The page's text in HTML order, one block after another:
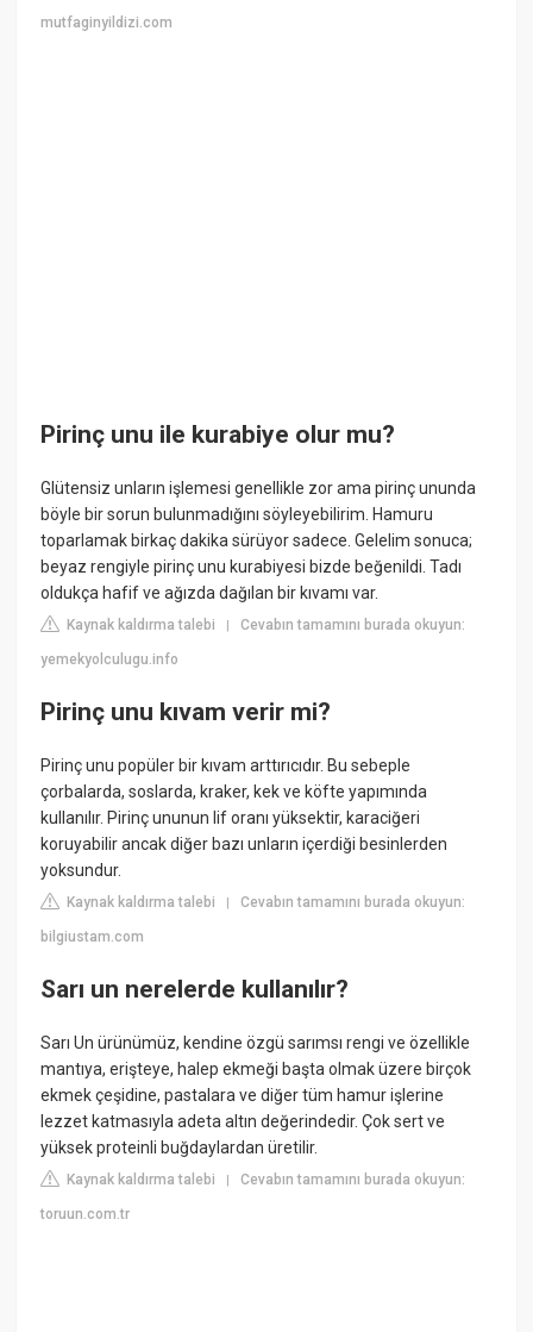
mutfaginyildizi.com
Pirinç unu ile kurabiye olur mu?
Glütensiz unların işlemesi genellikle zor ama pirinç ununda
böyle bir sorun bulunmadığını söyleyebilirim. Hamuru
toparlamak birkaç dakika sürüyor sadece. Gelelim sonuca;
beyaz rengiyle pirinç unu kurabiyesi bizde beğenildi. Tadı
oldukça hafif ve ağızda dağılan bir kıvamı var.
Kaynak kaldırma talebi |Cevabın tamamını burada okuyun:
yemekyolculugu.info
Pirinç unu kıvam verir mi?
Pirinç unu popüler bir kıvam arttırıcıdır. Bu sebeple
çorbalarda, soslarda, kraker, kek ve köfte yapımında
kullanılır. Pirinç ununun lif oranı yüksektir, karaciğeri
koruyabilir ancak diğer bazı unların içerdiği besinlerden
yoksundur.
Kaynak kaldırma talebi |Cevabın tamamını burada okuyun:
bilgiustam.com
Sarı un nerelerde kullanılır?
Sarı Un ürünümüz, kendine özgü sarımsı rengi ve özellikle
mantıya, erişteye, halep ekmeği başta olmak üzere birçok
ekmek çeşidine, pastalara ve diğer tüm hamur işlerine
lezzet katmasıyla adeta altın değerindedir. Çok sert ve
yüksek proteinli buğdaylardan üretilir.
Kaynak kaldırma talebi |Cevabın tamamını burada okuyun:
toruun.com.tr